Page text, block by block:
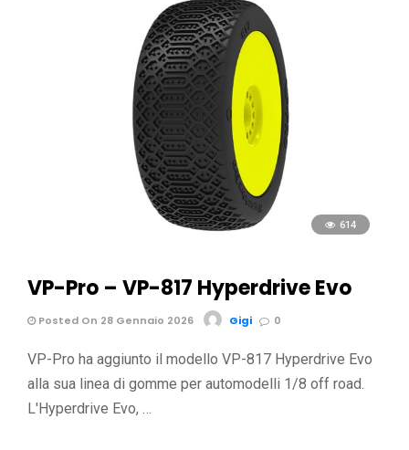
614
VP-Pro – VP-817 Hyperdrive Evo
Posted On 28 Gennaio 2026 Gigi 0
VP-Pro ha aggiunto il modello VP-817 Hyperdrive Evo
alla sua linea di gomme per automodelli 1/8 off road.
L'Hyperdrive Evo, …